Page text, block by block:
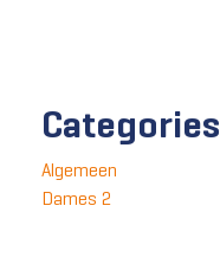
Categories
Algemeen
Dames 2